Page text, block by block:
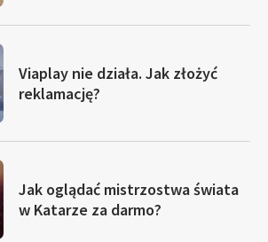
Viaplay nie działa. Jak złożyć
reklamację?
Jak oglądać mistrzostwa świata
w Katarze za darmo?